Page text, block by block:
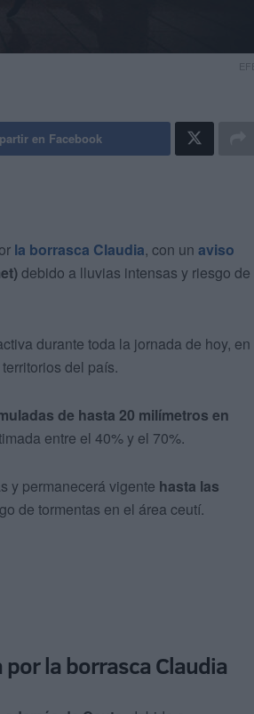
EFE
en Facebook
la borrasca Claudia, con un aviso
debido a lluvias intensas y riesgo de
durante toda la jornada de hoy, en
del país.
de hasta 20 milímetros en
entre el 40% y el 70%.
y permanecerá vigente hasta las
de tormentas en el área ceutí.
la borrasca Claudia